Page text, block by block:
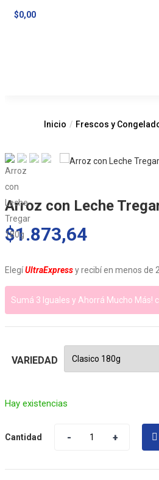
$0,00
Inicio Frescos y
Arroz con Leche
$1.873,64
ElegíUltraExpressy recibí en menos de
Sumá 3 Iguales y Ahorrá Mucho Más!
VARIEDAD
Hay existencias
Cantidad
Cantidad